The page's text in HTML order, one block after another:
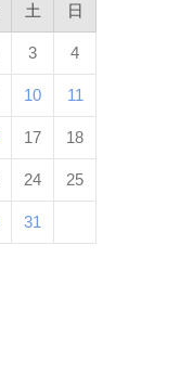
土 日
3 4
10 11
17 18
24 25
31